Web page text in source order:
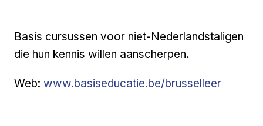
Basis cursussen voor niet-Nederlandstaligen
die hun kennis willen aanscherpen.
Web: Externe link
www.basiseducatie.be/brusselleer